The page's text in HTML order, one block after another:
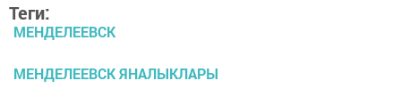
Теги:
МЕНДЕЛЕЕВСК
МЕНДЕЛЕЕВСК ЯНАЛЫКЛАРЫ